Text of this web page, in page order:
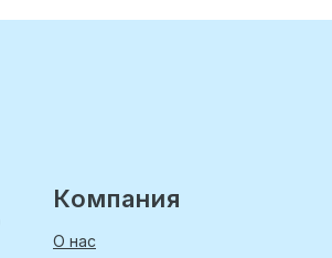
Компания
О нас